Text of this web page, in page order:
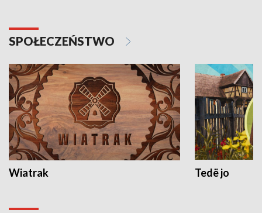
SPOŁECZEŃSTWO
Wiatrak Tedë jo